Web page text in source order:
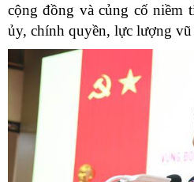
cộng đồng và củng cố niềm
ủy, chính quyền, lực lượng vũ